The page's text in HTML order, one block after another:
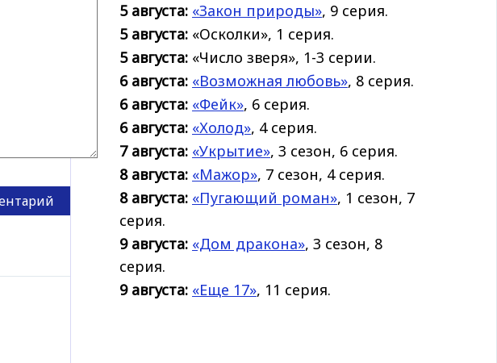
5 августа: «Закон природы», 9 серия.
5 августа: «Осколки», 1 серия.
5 августа: «Число зверя», 1-3 серии.
6 августа: «Возможная любовь», 8 серия.
6 августа: «Фейк», 6 серия.
6 августа: «Холод», 4 серия.
7 августа: «Укрытие», 3 сезон, 6 серия.
8 августа: «Мажор», 7 сезон, 4 серия.
8 августа: «Пугающий роман», 1 сезон, 7
серия.
9 августа: «Дом дракона», 3 сезон, 8
серия.
9 августа: «Еще 17», 11 серия.